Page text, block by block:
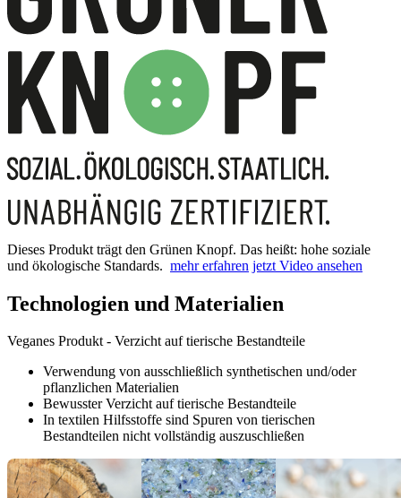
Dieses Produkt trägt den Grünen Knopf. Das heißt: hohe soziale
und ökologische Standards. mehr erfahren jetzt Video ansehen
Technologien und Materialien
Veganes Produkt - Verzicht auf tierische Bestandteile
Verwendung von ausschließlich synthetischen und/oder
pflanzlichen Materialien
Bewusster Verzicht auf tierische Bestandteile
In textilen Hilfsstoffe sind Spuren von tierischen
Bestandteilen nicht vollständig auszuschließen